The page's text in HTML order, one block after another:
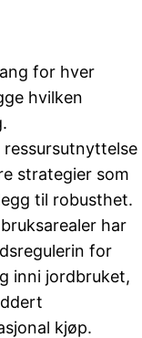
for hver
hvilken
strategier som
til robusthet.
har
for
inni jordbruket,
kjøp.